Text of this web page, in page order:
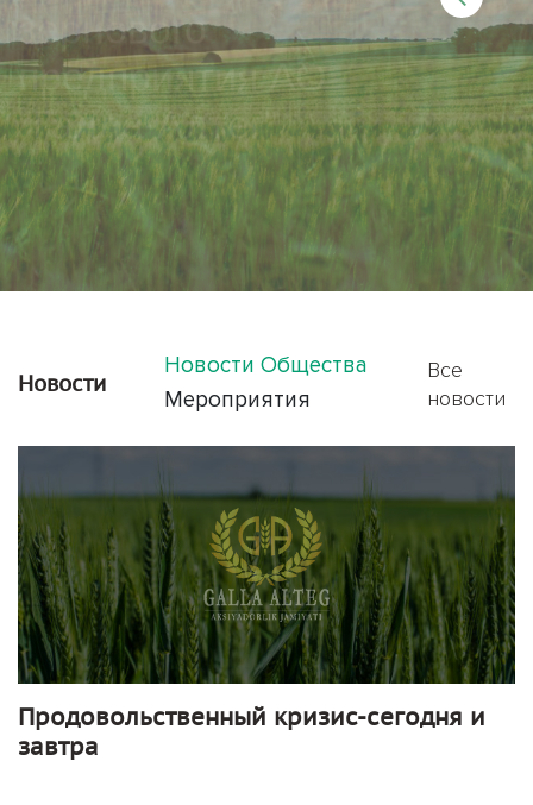
предприятия АО
"Галла-Алтег"
Подробнее
Новости
Новости Общества
Мероприятия
Все
новости
Продовольственный кризис-сегодня и
завтра